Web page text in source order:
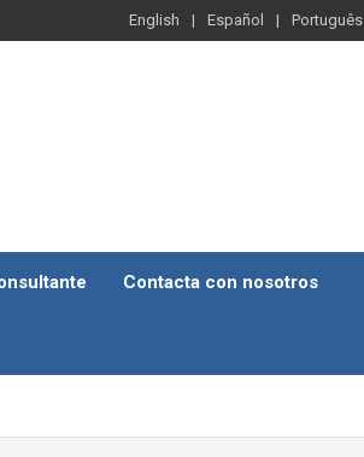
English Español Português
Contacta con nosotros